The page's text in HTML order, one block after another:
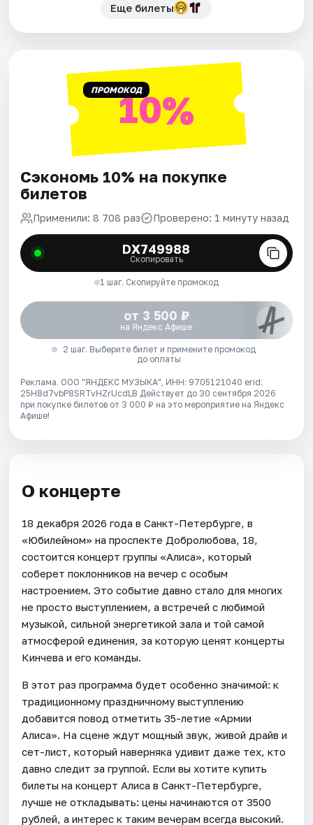
Еще билеты
ПРОМОКОД10%
Сэкономь 10% на покупке
билетов
Применили: 8 708 раз Проверено: 1 минуту назад
DX749988
Скопировать
1 шаг. Скопируйте промокод
от 3 500 ₽
на Яндекс Афише
2 шаг. Выберите билет и примените промокод
до оплаты
Реклама. ООО "ЯНДЕКС МУЗЫКА", ИНН: 9705121040 erid:
25H8d7vbP8SRTvHZrUcdLB Действует до 30 сентября 2026
при покупке билетов от 3 000 ₽ на это мероприятие на Яндекс
Афише!
О концерте
18 декабря 2026 года в Санкт-Петербурге, в
«Юбилейном» на проспекте Добролюбова, 18,
состоится концерт группы «Алиса», который
соберет поклонников на вечер с особым
настроением. Это событие давно стало для многих
не просто выступлением, а встречей с любимой
музыкой, сильной энергетикой зала и той самой
атмосферой единения, за которую ценят концерты
Кинчева и его команды.
В этот раз программа будет особенно значимой: к
традиционному праздничному выступлению
добавится повод отметить 35-летие «Армии
Алиса». На сцене ждут мощный звук, живой драйв и
сет-лист, который наверняка удивит даже тех, кто
давно следит за группой. Если вы хотите купить
билеты на концерт Алиса в Санкт-Петербурге,
лучше не откладывать: цены начинаются от 3500
рублей, а интерес к таким вечерам всегда высокий.